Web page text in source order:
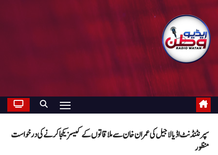
سپرنٹنڈنٹ اڈیالا جیل کی عمران خان سے ملاقاتوں کےکیسز یکجا کرنے کی درخواست
منظور